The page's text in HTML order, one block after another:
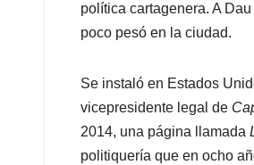
política cartagenera. A
poco pesó en la ciudad.
Se instaló en Estados
vicepresidente legal de
2014, una página llamada
politiquería que en ocho